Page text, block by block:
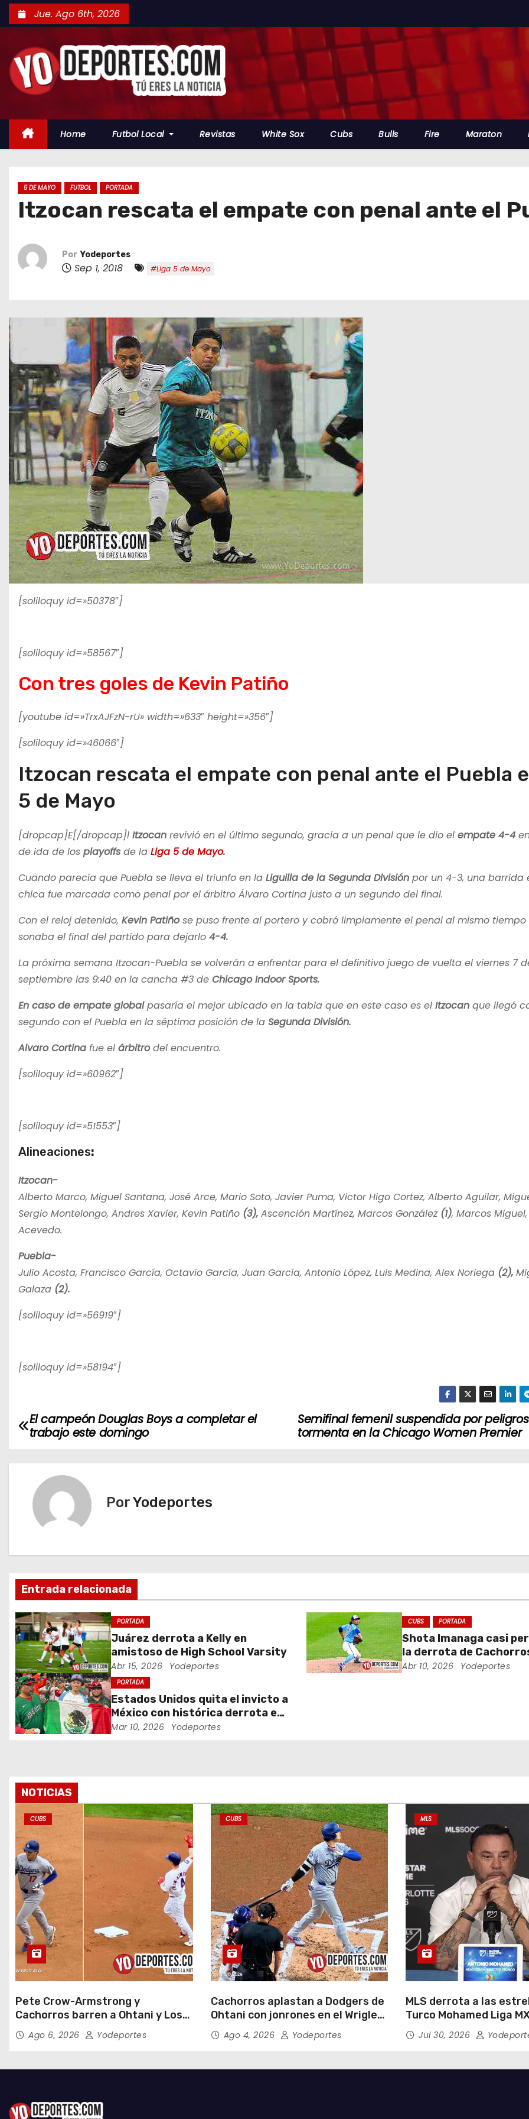
a
l
Jue. Ago 6th, 2026
Home Futbol Local Revistas White Sox Cubs Bulls Fire Maraton
5 DE MAYO FUTBOL PORTADA
Itzocan rescata el empate con penal ante el
Por Yodeportes
Sep 1, 2018 #Liga 5 de Mayo
[soliloquy id=»50378″]
[soliloquy id=»58567″]
Con tres goles de Kevin Patiño
[youtube id=»TrxAJFzN-rU» width=»633″ height=»356″]
[soliloquy id=»46066″]
Itzocan rescata el empate con penal ante el Puebla
5 de Mayo
[dropcap]E[/dropcap]l Itzocan revivió en el último segundo, gracia a un penal que le dio el empate 4-4
de ida de los playoffsde la Liga 5 de Mayo.
Cuando parecía que Puebla se lleva el triunfo en la Liguilla de la Segunda División por un 4-3, una barrida
chica fue marcada como penal por el árbitro Álvaro Cortina justo a un segundo del final.
Con el reloj detenido, Kevin Patiñose puso frente al portero y cobró limpiamente el penal al mismo tiempo
sonaba el final del partido para dejarlo 4-4.
La próxima semana Itzocan-Puebla se volverán a enfrentar para el definitivo juego de vuelta el viernes 7
septiembre las 9:40 en la cancha #3 de Chicago Indoor Sports.
En caso de empate globalpasaría el mejor ubicado en la tabla que en este caso es el Itzocan que llegó
segundo con el Puebla en la séptima posición de la Segunda División.
Alvaro Cortina fue el árbitrodel encuentro.
[soliloquy id=»60962″]
[soliloquy id=»51553″]
Alineaciones:
Itzocan-
Alberto Marco, Miguel Santana, José Arce, Mario Soto, Javier Puma, Victor Higo Cortez, Alberto Aguilar,
Sergio Montelongo, Andres Xavier, Kevin Patiño (3), Ascención Martínez, Marcos González (1), Marcos
Acevedo.
Puebla-
Julio Acosta, Francisco García, Octavio García, Juan García, Antonio López, Luis Medina, Alex Noriega (2),
Galaza (2).
[soliloquy id=»56919″]
[soliloquy id=»58194″]
N
c
i
ó
n
d
e
e
r
a
d
a
s
Semifinal femenil suspendida por
tormenta en la Chicago Women Premier
El campeón Douglas Boys a completar el
trabajo este domingo
PorYodeportes
Entrada relacionada
PORTADA
Juárez derrota a Kelly en
amistoso de High School Varsity
Abr 15, 2026 Yodeportes
CUBS PORTADA
Shota Imanaga casi
la derrota de
Piratas
Abr 10, 2026 Yodeportes
PORTADA
Estados Unidos quita el invicto a
México con histórica derrota en
Clásico Mundial de Béisbol
Mar 10, 2026 Yodeportes
NOTICIAS
CUBS
Pete Crow-Armstrong y
Cachorros barren a Ohtani y Los
Dodgers
Ago 6, 2026 Yodeportes
CUBS
Cachorros aplastan a Dodgers de
Ohtani con jonrones en el Wrigley
FieldAgo 4, 2026 Yodeportes
MLS
MLS derrota a las
Turco Mohamed Liga
Jul 30, 2026